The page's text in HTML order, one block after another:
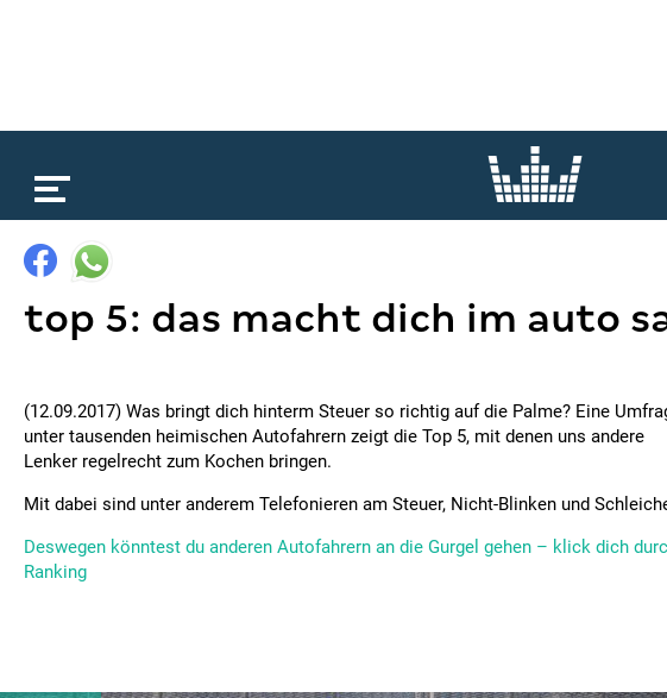
top 5: das macht dich im auto
(12.09.2017) Was bringt dich hinterm Steuer so richtig auf die Palme? Eine
unter tausenden heimischen Autofahrern zeigt die Top 5, mit denen uns andere
Lenker regelrecht zum Kochen bringen.
Mit dabei sind unter anderem Telefonieren am Steuer, Nicht-Blinken und
Deswegen könntest du anderen Autofahrern an die Gurgel gehen – klick dich
Ranking